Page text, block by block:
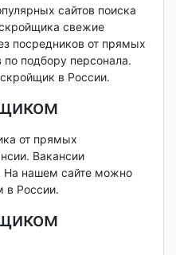
сайтов поиска
свежие
посредников от прямых
по подбору персонала.
в России.
от прямых
Вакансии
На нашем сайте можно
в России.